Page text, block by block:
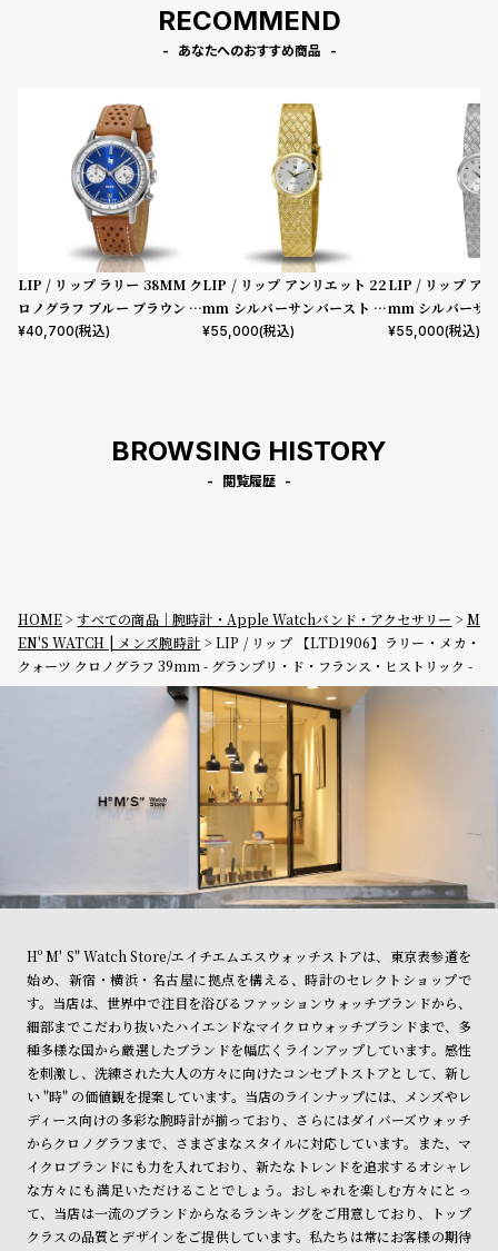
RECOMMEND
あなたへのおすすめ商品
LIP / リップ ラリー 38MM ク
ロノグラフ ブルー ブラウン レ
ザー
¥40,700(税込)
LIP / リップ アンリエット 22
mm シルバーサンバースト ゴ
ールドミラネーゼメッシュ
¥55,000(税込)
LIP / リップ ア
mm シルバーサ
ルバーミラネー
¥55,000(税込)
BROWSING HISTORY
閲覧履歴
HOME すべての商品｜腕時計・Apple Watchバンド・アクセサリー
M
EN'S WATCH | メンズ腕時計
LIP / リップ 【LTD1906】ラリー・メカ・
クォーツ クロノグラフ 39mm - グランプリ・ド・フランス・ヒストリック -
Hº M' S" Watch Store/エイチエムエスウォッチストアは、東京表参道を
始め、新宿・横浜・名古屋に拠点を構える、時計のセレクトショップで
す。当店は、世界中で注目を浴びるファッションウォッチブランドから、
細部までこだわり抜いたハイエンドなマイクロウォッチブランドまで、多
種多様な国から厳選したブランドを幅広くラインアップしています。感性
を刺激し、洗練された大人の方々に向けたコンセプトストアとして、新し
い "時" の価値観を提案しています。当店のラインナップには、メンズやレ
ディース向けの多彩な腕時計が揃っており、さらにはダイバーズウォッチ
からクロノグラフまで、さまざまなスタイルに対応しています。また、マ
イクロブランドにも力を入れており、新たなトレンドを追求するオシャレ
な方々にも満足いただけることでしょう。おしゃれを楽しむ方々にとっ
て、当店は一流のブランドからなるランキングをご用意しており、トップ
クラスの品質とデザインをご提供しています。私たちは常にお客様の期待